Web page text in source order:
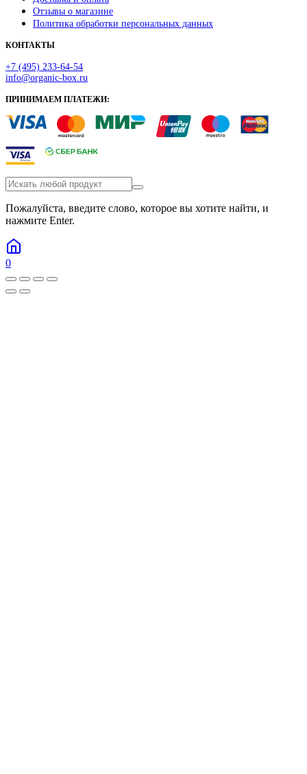
Отзывы о магазине
Политика обработки персональных данных
КОНТАКТЫ
+7 (495) 233-64-54
info@organic-box.ru
ПРИНИМАЕМ ПЛАТЕЖИ:
Пожалуйста, введите слово, которое вы хотите найти, и
нажмите Enter.
0